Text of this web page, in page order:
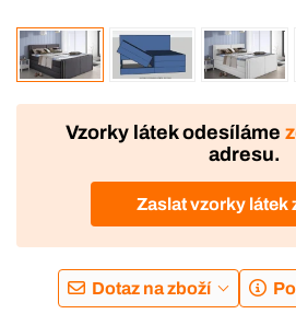
VÝROBA
DOPRAVA ZDARMA
Vzorky látek odesíláme
adresu.
Zaslat vzorky látek
Dotaz na zboží